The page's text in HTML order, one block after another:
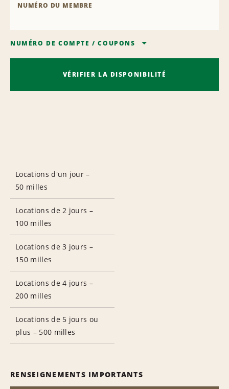
NUMÉRO DU MEMBRE
NUMÉRO DE COMPTE /COUPONS
VÉRIFIER LA DISPONIBILITÉ
Locations d'un jour –
50 milles
Locations de 2 jours –
100 milles
Locations de 3 jours –
150 milles
Locations de 4 jours –
200 milles
Locations de 5 jours ou
plus – 500 milles
RENSEIGNEMENTS IMPORTANTS